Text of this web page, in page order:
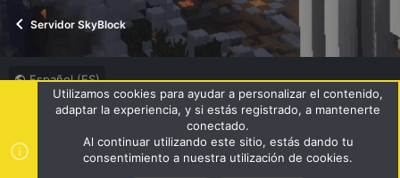
Servidor SkyBlock
Español (ES)
Términos y reglas
Política de privacidad Ayuda
R
S
Community platform by XenForo ® © 2010-2024 XenForo Ltd.
Utilizamos cookies para ayudar a personalizar el contenido,
adaptar la experiencia, y si estás registrado, a mantenerte
conectado.
Al continuar utilizando este sitio, estás dando tu
consentimiento a nuestra utilización de cookies.